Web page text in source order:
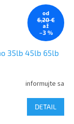
od
6,20 €
až
–3 %
35lb 45lb 65lb
informujte sa
DETAIL